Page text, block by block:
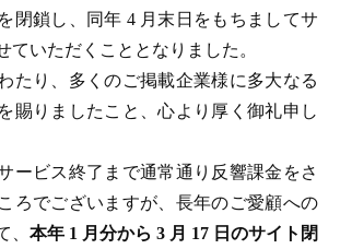
閉鎖し、同年 4 月末日をもちましてサ
ていただくこととなりました。
たり、多くのご掲載企業様に多大なる
賜りましたこと、心より厚く御礼申し
ービス終了まで通常通り反響課金をさ
ろでございますが、長年のご愛顧への
、 本年 1 月分から 3 月 17 日のサイト閉